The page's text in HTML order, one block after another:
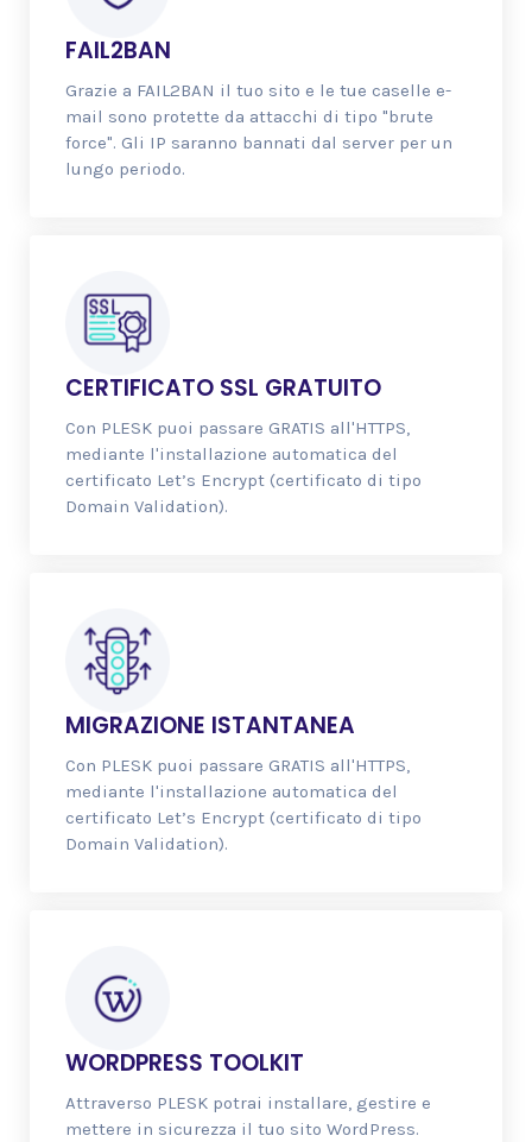
FAIL2BAN
Grazie a FAIL2BAN il tuo sito e le tue caselle e-
mail sono protette da attacchi di tipo "brute
force". Gli IP saranno bannati dal server per un
lungo periodo.
CERTIFICATO SSL GRATUITO
Con PLESK puoi passare GRATIS all'HTTPS,
mediante l'installazione automatica del
certificato Let’s Encrypt (certificato di tipo
Domain Validation).
MIGRAZIONE ISTANTANEA
Con PLESK puoi passare GRATIS all'HTTPS,
mediante l'installazione automatica del
certificato Let’s Encrypt (certificato di tipo
Domain Validation).
WORDPRESS TOOLKIT
Attraverso PLESK potrai installare, gestire e
mettere in sicurezza il tuo sito WordPress.